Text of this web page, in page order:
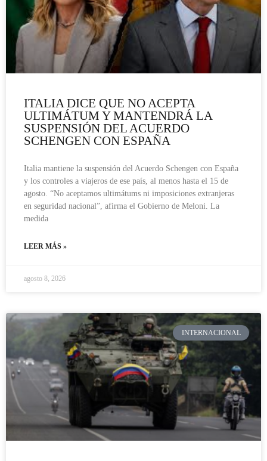
ITALIA DICE QUE NO ACEPTA
ULTIMÁTUM Y MANTENDRÁ LA
SUSPENSIÓN DEL ACUERDO
SCHENGEN CON ESPAÑA
Italia mantiene la suspensión del Acuerdo Schengen con España
y los controles a viajeros de ese país, al menos hasta el 15 de
agosto. “No aceptamos ultimátums ni imposiciones extranjeras
en seguridad nacional”, afirma el Gobierno de Meloni. La
medida
LEER MÁS »
agosto 8, 2026
INTERNACIONAL